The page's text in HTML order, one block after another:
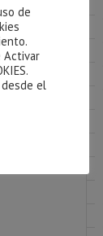
de
Activar
el